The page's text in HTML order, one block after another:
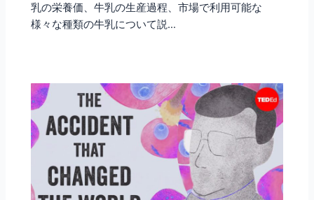
乳の栄養価、牛乳の生産過程、市場で利用可能な
様々な種類の牛乳について説…